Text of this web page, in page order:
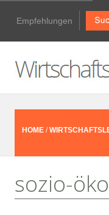
Empfehlungen
HOME /
sozio-